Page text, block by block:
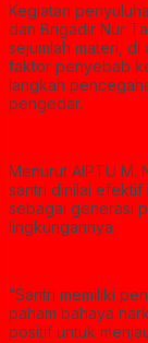
Kegiatan
dan Brigadir Nur
sejumlah materi,
faktor penyebab
langkah
pengedar.
Menurut AIPTU
santri dinilai efektif
sebagai generasi
lingkungannya.
“Santri memiliki
paham bahaya
positif untuk